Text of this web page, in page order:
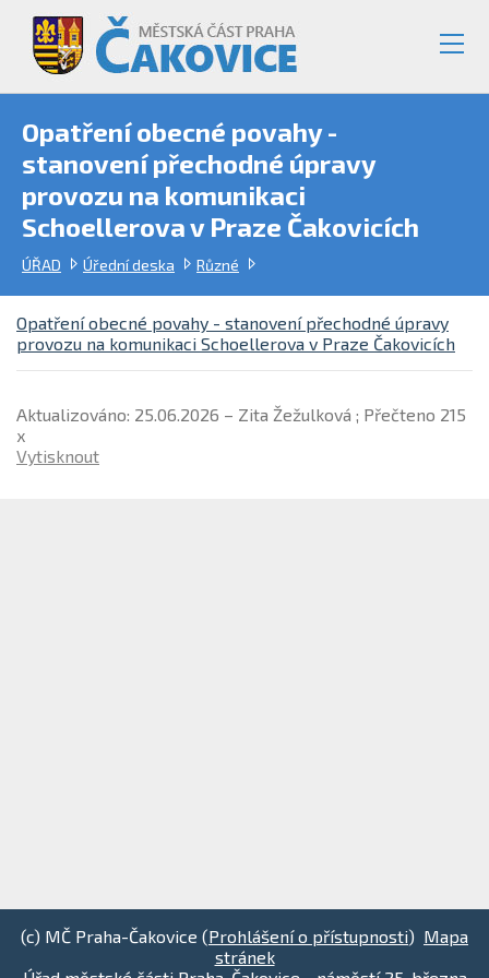
Opatření obecné povahy -
stanovení přechodné úpravy
provozu na komunikaci
Schoellerova v Praze Čakovicích
ÚŘAD Úřední deska Různé
Opatření obecné povahy - stanovení přechodné úpravy
provozu na komunikaci Schoellerova v Praze Čakovicích
Aktualizováno: 25.06.2026 – Zita Žežulková ; Přečteno 215
x
Vytisknout
(c) MČ Praha-Čakovice (Prohlášení o přístupnosti) Mapa
stránek